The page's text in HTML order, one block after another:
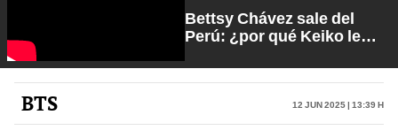
Bettsy Chávez sale del
Perú: ¿por qué Keiko le
Fuerte y Claro con Manuela
Camacho
BTS 12 Jun 2025 | 13:39 h